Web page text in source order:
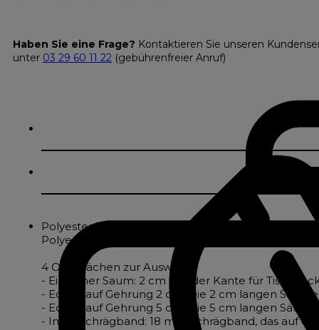
Haben Sie eine Frage? Kontaktieren Sie unseren
unter 03 29 60 11 22 (gebührenfreier Anruf)
Polyester-Tischdecke mit Leineneffekt
Polyester-Tischdecken werden wegen ihrer
4 Oberflächen zur Auswahl :
- Einfacher Saum: 2 cm von der Kante für
- Ecken auf Gehrung 2 cm: Die 2 cm langen
- Ecken auf Gehrung 5 cm: Die 5 cm langen
- Innenschrägband: 18 mm Schrägband, das auf